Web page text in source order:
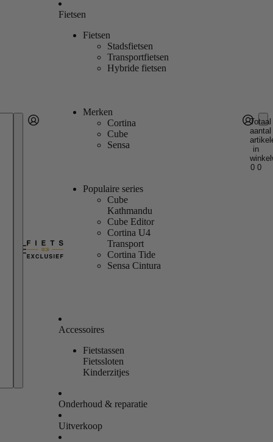
Fietsen
Fietsen
Stadsfietsen
Transportfietsen
Hybride fietsen
Merken
Cortina
Cube
Sensa
Populaire series
Cube
Kathmandu
Cube Editor
Cortina U4
Transport
Cortina Tide
Sensa Cintura
Accessoires
Fietstassen
Fietssloten
Kinderzitjes
Onderhoud & reparatie
Uitverkoop
Andere inlogoptiesInloggen
Bestellingen
Profiel
Totaal
aantal
in
0 0